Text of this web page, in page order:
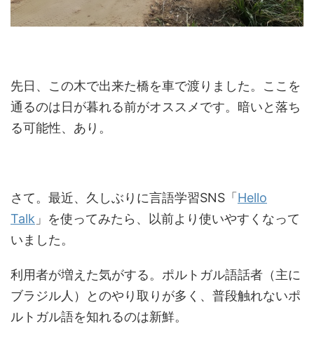
先日、この木で出来た橋を車で渡りました。ここを
通るのは日が暮れる前がオススメです。暗いと落ち
る可能性、あり。
さて。最近、久しぶりに言語学習SNS「Hello
Talk 」を使ってみたら、以前より使いやすくなって
いました。
利用者が増えた気がする。ポルトガル語話者（主に
ブラジル人）とのやり取りが多く、普段触れないポ
ルトガル語を知れるのは新鮮。